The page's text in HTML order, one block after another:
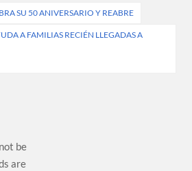
SU 50 ANIVERSARIO Y REABRE
A FAMILIAS RECIÉN LLEGADAS A
be
are